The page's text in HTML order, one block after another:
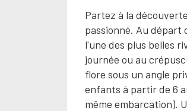
Partez à la
passionné. Au départ
l'une des plus belles
journée ou au
flore sous un angle
enfants à partir de 6
même embarcation).